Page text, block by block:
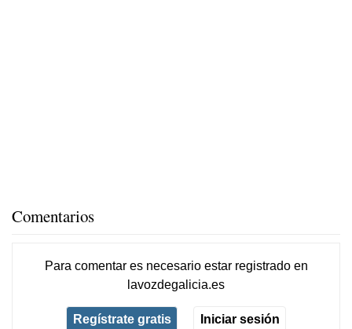
Comentarios
Para comentar es necesario estar registradoen
lavozdegalicia.es
Regístrate gratis Iniciar sesión